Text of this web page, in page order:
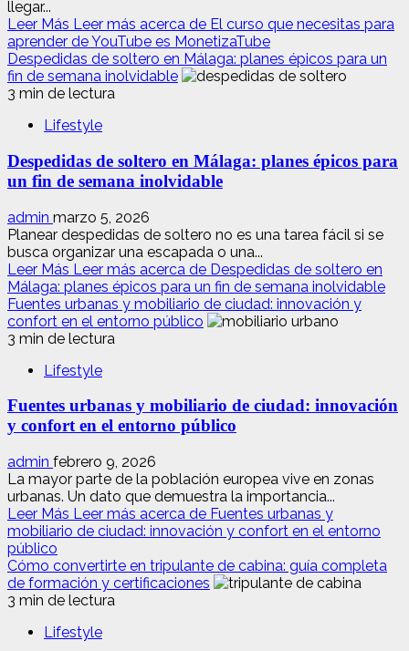
llegar...
Leer Más Leer más acerca de El curso que necesitas para
aprender de YouTube es MonetizaTube
Despedidas de soltero en Málaga: planes épicos para un
fin de semana inolvidable
3 min de lectura
Lifestyle
Despedidas de soltero en Málaga: planes épicos para
un fin de semana inolvidable
admin marzo 5, 2026
Planear despedidas de soltero no es una tarea fácil si se
busca organizar una escapada o una...
Leer Más Leer más acerca de Despedidas de soltero en
Málaga: planes épicos para un fin de semana inolvidable
Fuentes urbanas y mobiliario de ciudad: innovación y
confort en el entorno público
3 min de lectura
Lifestyle
Fuentes urbanas y mobiliario de ciudad: innovación
y confort en el entorno público
admin febrero 9, 2026
La mayor parte de la población europea vive en zonas
urbanas. Un dato que demuestra la importancia...
Leer Más Leer más acerca de Fuentes urbanas y
mobiliario de ciudad: innovación y confort en el entorno
público
Cómo convertirte en tripulante de cabina: guía completa
de formación y certificaciones
3 min de lectura
Lifestyle